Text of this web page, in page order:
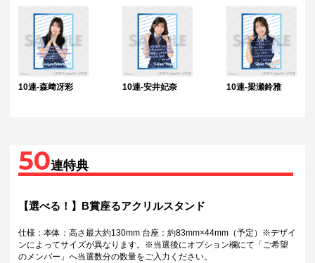
10連-森﨑冴彩 10連-安井妃奈 10連-梁瀬鈴雅
50連特典
【選べる！】B賞座るアクリルスタンド
仕様：本体：高さ最大約130mm 台座：約83mm×44mm（予定）※デザイ
ンによってサイズが異なります。※当選後にオプション欄にて「ご希望
のメンバー」へ当選数分の数量をご入力ください。